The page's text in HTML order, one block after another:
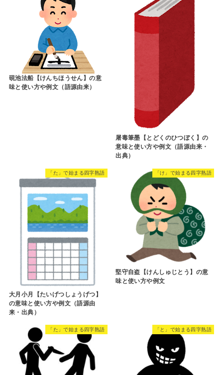
硯池法船【けんちほうせん】の意
味と使い方や例文（語源由来）
屠毒筆墨【とどくのひつぼく】の
意味と使い方や例文（語源由来・
出典）
「た」で始まる四字熟語
大月小月【たいげつしょうげつ】
の意味と使い方や例文（語源由
来・出典）
「け」で始まる四字熟語
堅守自盗【けんしゅじとう】の意
味と使い方や例文
「た」で始まる四字熟語 「と」で始まる四字熟語